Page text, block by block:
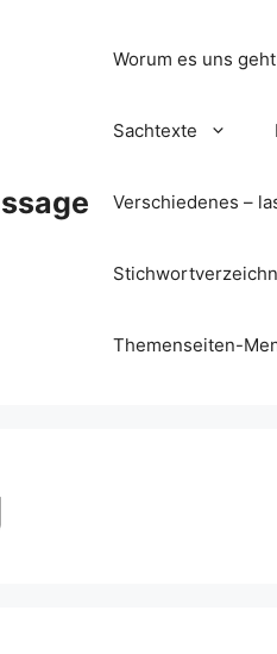
Worum es uns
Sachtexte
Verschiedenes –
Themenseiten-